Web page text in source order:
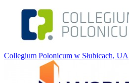
Collegium Polonicum w Słubicach,